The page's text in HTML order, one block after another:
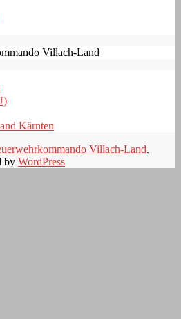
Villach-Land
Kärnten
Villach-Land.
by WordPress